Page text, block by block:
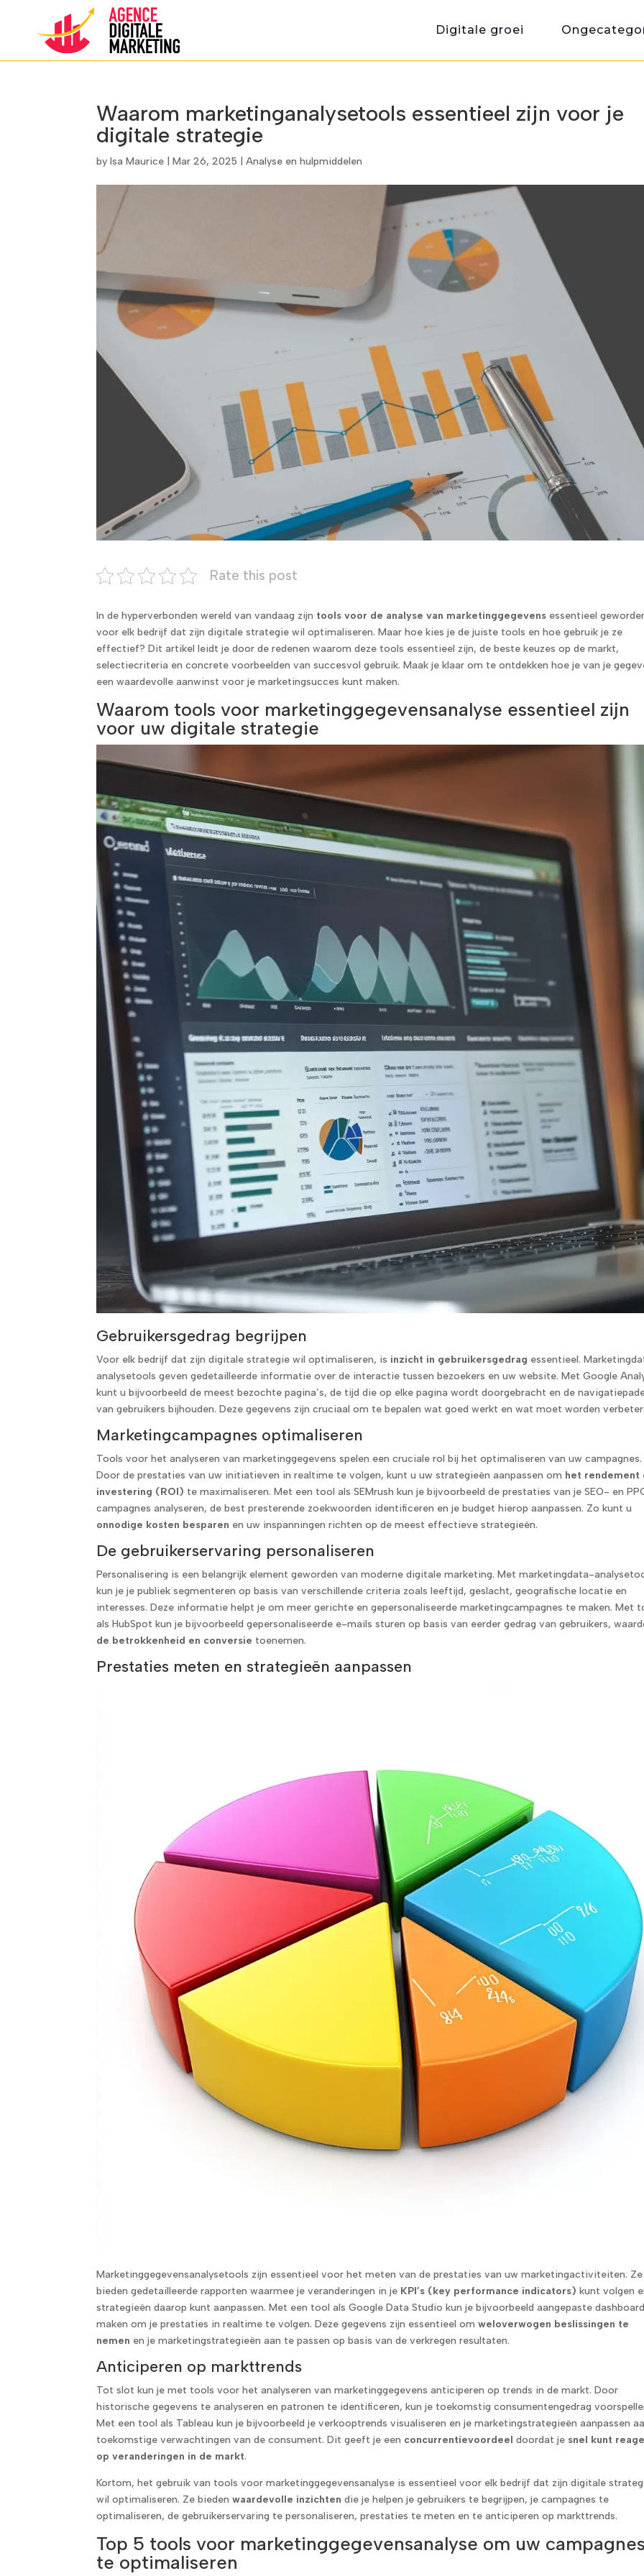
Digitale groei
Waarom marketinganalysetools essentieel zijn voor je
digitale strategie
byIsa Maurice |Mar 26, 2025 |Analyse en hulpmiddelen
Rate this post
In de hyperverbonden wereld van vandaag zijn tools voor de analyse van marketinggegevens essentieel
voor elk bedrijf dat zijn digitale strategie wil optimaliseren. Maar hoe kies je de juiste tools en hoe gebruik je ze
effectief? Dit artikel leidt je door de redenen waarom deze tools essentieel zijn, de beste keuzes op de markt,
selectiecriteria en concrete voorbeelden van succesvol gebruik. Maak je klaar om te ontdekken hoe je van je
een waardevolle aanwinst voor je marketingsucces kunt maken.
Waarom tools voor marketinggegevensanalyse essentieel zijn
voor uw digitale strategie
Gebruikersgedrag begrijpen
Voor elk bedrijf dat zijn digitale strategie wil optimaliseren, is inzicht in gebruikersgedrag essentieel.
analysetools geven gedetailleerde informatie over de interactie tussen bezoekers en uw website. Met Google
kunt u bijvoorbeeld de meest bezochte pagina’s, de tijd die op elke pagina wordt doorgebracht en de
van gebruikers bijhouden. Deze gegevens zijn cruciaal om te bepalen wat goed werkt en wat moet worden
Marketingcampagnes optimaliseren
Tools voor het analyseren van marketinggegevens spelen een cruciale rol bij het optimaliseren van uw campagnes.
Door de prestaties van uw initiatieven in realtime te volgen, kunt u uw strategieën aanpassen om het rendement
investering (ROI) te maximaliseren. Met een tool als SEMrush kun je bijvoorbeeld de prestaties van je SEO- en
campagnes analyseren, de best presterende zoekwoorden identificeren en je budget hierop aanpassen. Zo kunt u
onnodige kosten besparen en uw inspanningen richten op de meest effectieve strategieën.
De gebruikerservaring personaliseren
Personalisering is een belangrijk element geworden van moderne digitale marketing. Met marketingdata-
kun je je publiek segmenteren op basis van verschillende criteria zoals leeftijd, geslacht, geografische locatie en
interesses. Deze informatie helpt je om meer gerichte en gepersonaliseerde marketingcampagnes te maken. Met
als HubSpot kun je bijvoorbeeld gepersonaliseerde e-mails sturen op basis van eerder gedrag van gebruikers,
de betrokkenheid en conversie toenemen.
Prestaties meten en strategieën aanpassen
Marketinggegevensanalysetools zijn essentieel voor het meten van de prestaties van uw marketingactiviteiten. Ze
bieden gedetailleerde rapporten waarmee je veranderingen in je KPI’s (key performance indicators) kunt volgen
strategieën daarop kunt aanpassen. Met een tool als Google Data Studio kun je bijvoorbeeld aangepaste
maken om je prestaties in realtime te volgen. Deze gegevens zijn essentieel omweloverwogen beslissingen te
nemen en je marketingstrategieën aan te passen op basis van de verkregen resultaten.
Anticiperen op markttrends
Tot slot kun je met tools voor het analyseren van marketinggegevens anticiperen op trends in de markt. Door
historische gegevens te analyseren en patronen te identificeren, kun je toekomstig consumentengedrag
Met een tool als Tableau kun je bijvoorbeeld je verkooptrends visualiseren en je marketingstrategieën aanpassen
toekomstige verwachtingen van de consument. Dit geeft je een concurrentievoordeel doordat je snel kunt
op veranderingen in de markt.
Kortom, het gebruik van tools voor marketinggegevensanalyse is essentieel voor elk bedrijf dat zijn digitale
wil optimaliseren. Ze biedenwaardevolle inzichten die je helpen je gebruikers te begrijpen, je campagnes te
optimaliseren, de gebruikerservaring te personaliseren, prestaties te meten en te anticiperen op markttrends.
Top 5 tools voor marketinggegevensanalyse om uw
te optimaliseren